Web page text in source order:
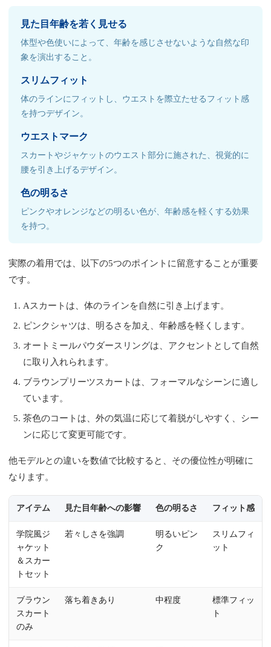
見た目年齢を若く見せる
体型や色使いによって、年齢を感じさせないような自然な印
象を演出すること。
スリムフィット
体のラインにフィットし、ウエストを際立たせるフィット感
を持つデザイン。
ウエストマーク
スカートやジャケットのウエスト部分に施された、視覚的に
腰を引き上げるデザイン。
色の明るさ
ピンクやオレンジなどの明るい色が、年齢感を軽くする効果
を持つ。
実際の着用では、以下の5つのポイントに留意することが重要
です。
Aスカートは、体のラインを自然に引き上げます。
ピンクシャツは、明るさを加え、年齢感を軽くします。
オートミールパウダースリングは、アクセントとして自然
に取り入れられます。
ブラウンプリーツスカートは、フォーマルなシーンに適し
ています。
茶色のコートは、外の気温に応じて着脱がしやすく、シー
ンに応じて変更可能です。
他モデルとの違いを数値で比較すると、その優位性が明確に
なります。
アイテム 見た目年齢への影響 色の明るさ フィット感
学院風ジ
ャケット
＆スカー
トセット
若々しさを強調
明るいピン
ク
スリムフィ
ット
ブラウン
スカート
のみ
落ち着きあり 中程度
標準フィッ
ト